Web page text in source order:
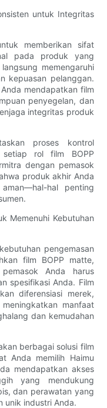
untuk Integritas
memberikan sifat
pada produk yang
memengaruhi
kepuasan pelanggan.
mendapatkan film
penyegelan, dan
integritas produk
proses kontrol
rol film BOPP
dengan pemasok
produk akhir Anda
hal penting
Memenuhi Kebutuhan
pengemasan
film BOPP matte,
Anda harus
spesifikasi Anda. Film
diferensiasi merek,
manfaat
dan kemudahan
berbagai solusi film
Anda memilih Haimu
mendapatkan akses
yang mendukung
dan perawatan yang
unik industri Anda.